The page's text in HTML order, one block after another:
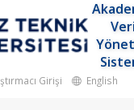
Girişi English